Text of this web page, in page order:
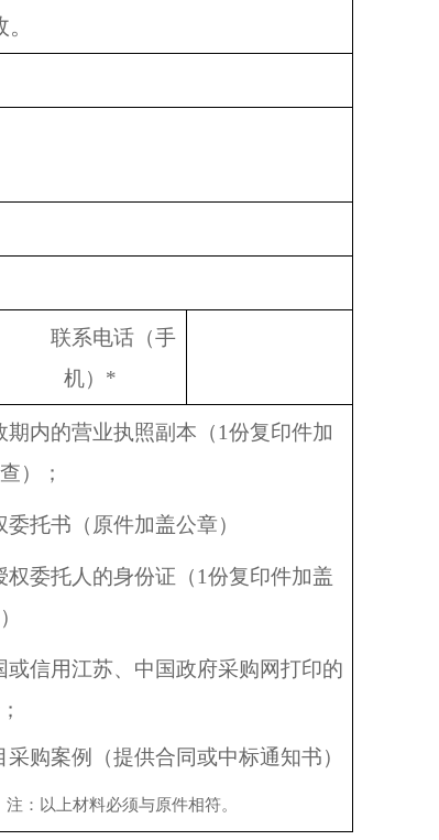
联系电话（手
机） *
期内的营业执照副本（1份复印件加
）；
委托书（原件加盖公章）
权委托人的身份证（1份复印件加盖
或信用江苏、中国政府采购网打印的
采购案例（提供合同或中标通知书）
注：以上材料必须与原件相符。